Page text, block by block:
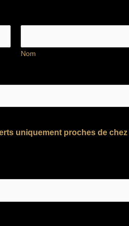
Nom
uniquement proches de